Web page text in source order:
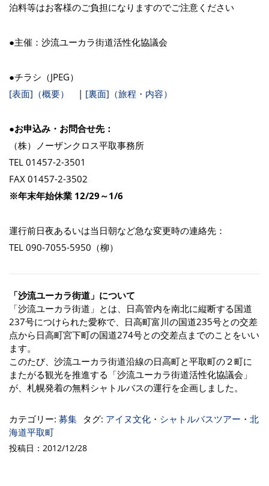
泊料等はお客様のご負担になりますのでご注意ください
●主催：沙流ユーカラ街道活性化協議会
●チラシ（JPEG）
[表面]（概要）
| [裏面]（旅程・内容）
●お申込み・お問合せ先：
（株）ノーザンクロス平取事務所
TEL 01457-2-3501
FAX 01457-2-3502
※年末年始休業 12/29～1/6
運行前日夜あるいは当日朝など急な変更時の連絡先：
TEL 090-7055-5950（柳）
「沙流ユーカラ街道」について
「沙流ユーカラ街道」とは、日高管内を南北に縦断する国道
237号につけられた愛称で、日高町富川の国道235号との交差
点から日高町宮下町の国道274号との交差点までのことをいい
ます。
このたび、沙流ユーカラ街道沿線の日高町と平取町の２町に
またがる観光を推進する「沙流ユーカラ街道活性化協議会」
が、札幌発着の無料シャトルバスの運行を企画しました。
カテゴリー: 募集 タグ: アイヌ文化 ・ シャトルバスツアー ・ 北
海道平取町
投稿日：2012/12/28